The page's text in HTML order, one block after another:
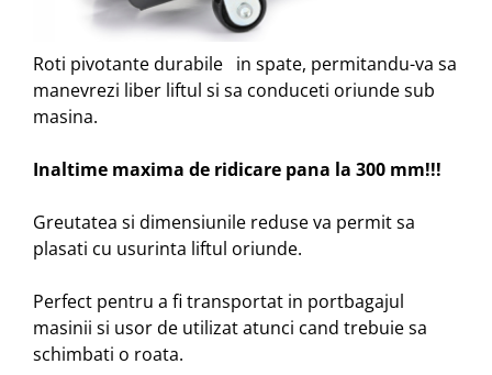
Roti pivotante durabile in spate, permitandu-va sa
manevrezi liber liftul si sa conduceti oriunde sub
masina.
Inaltime maxima de ridicare pana la 300 mm!!!
Greutatea si dimensiunile reduse va permit sa
plasati cu usurinta liftul oriunde.
Perfect pentru a fi transportat in portbagajul
masinii si usor de utilizat atunci cand trebuie sa
schimbati o roata.